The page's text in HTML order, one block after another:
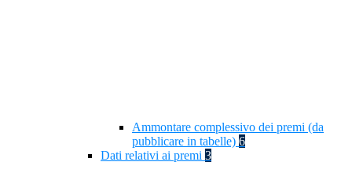
Ammontare complessivo dei premi (da
pubblicare in tabelle) 6
Dati relativi ai premi 3